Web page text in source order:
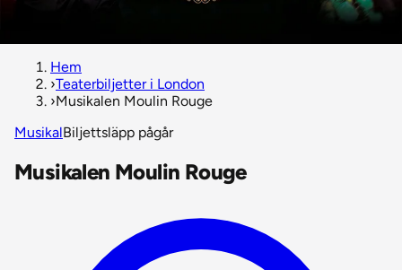
Hem
›Teaterbiljetter i London
›Musikalen Moulin Rouge
MusikalBiljettsläpp pågår
Musikalen Moulin Rouge